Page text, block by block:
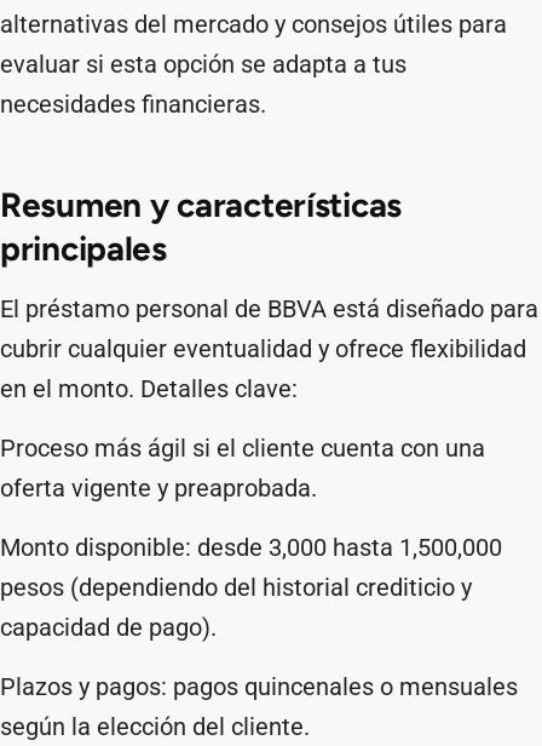
alternativas del mercado y consejos útiles para
evaluar si esta opción se adapta a tus
necesidades financieras.
Resumen y características
principales
El préstamo personal de BBVA está diseñado para
cubrir cualquier eventualidad y ofrece flexibilidad
en el monto. Detalles clave:
Proceso más ágil si el cliente cuenta con una
oferta vigente y preaprobada.
Monto disponible: desde 3,000 hasta 1,500,000
pesos (dependiendo del historial crediticio y
capacidad de pago).
Plazos y pagos: pagos quincenales o mensuales
según la elección del cliente.